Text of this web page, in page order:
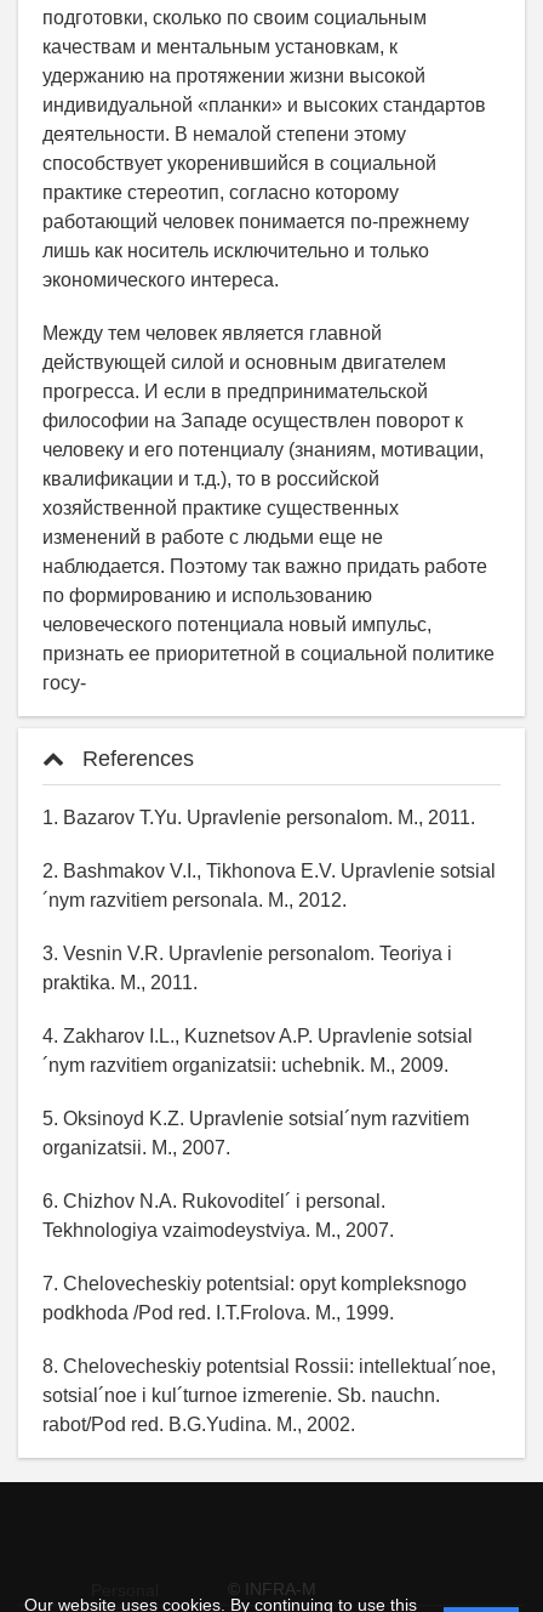
Our website uses cookies. By continuing to use this
подготовки, сколько по своим социальным
качествам и ментальным установкам, к
удержанию на протяжении жизни высокой
индивидуальной «планки» и высоких стандартов
деятельности. В немалой степени этому
способствует укоренившийся в социальной
практике стереотип, согласно которому
работающий человек понимается по-прежнему
лишь как носитель исключительно и только
экономического интереса.
Между тем человек является главной
действующей силой и основным двигателем
прогресса. И если в предпринимательской
философии на Западе осуществлен поворот к
человеку и его потенциалу (знаниям, мотивации,
квалификации и т.д.), то в российской
хозяйственной практике существенных
изменений в работе с людьми еще не
наблюдается. Поэтому так важно придать работе
по формированию и использованию
человеческого потенциала новый импульс,
признать ее приоритетной в социальной политике
госу-
References
1. Bazarov T.Yu. Upravlenie personalom. M., 2011.
2. Bashmakov V.I., Tikhonova E.V. Upravlenie sotsial
´nym razvitiem personala. M., 2012.
3. Vesnin V.R. Upravlenie personalom. Teoriya i
praktika. M., 2011.
4. Zakharov I.L., Kuznetsov A.P. Upravlenie sotsial
´nym razvitiem organizatsii: uchebnik. M., 2009.
5. Oksinoyd K.Z. Upravlenie sotsial´nym razvitiem
organizatsii. M., 2007.
6. Chizhov N.A. Rukovoditel´ i personal.
Tekhnologiya vzaimodeystviya. M., 2007.
7. Chelovecheskiy potentsial: opyt kompleksnogo
podkhoda /Pod red. I.T.Frolova. M., 1999.
8. Chelovecheskiy potentsial Rossii: intellektual´noe,
sotsial´noe i kul´turnoe izmerenie. Sb. nauchn.
rabot/Pod red. B.G.Yudina. M., 2002.
© INFRA-M